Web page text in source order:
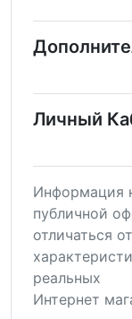
Личный
Информация
публичной
отличаться
реальных
Интернет